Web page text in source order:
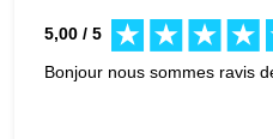
5,00 / 5